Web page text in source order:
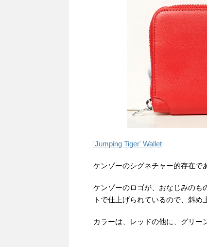
'Jumping Tiger' Wallet
ケンゾーのシグネチャー的存在で
ケンゾーのロゴが、おなじみのも
トで仕上げられているので、斜め
カラーは、レッドの他に、グリー